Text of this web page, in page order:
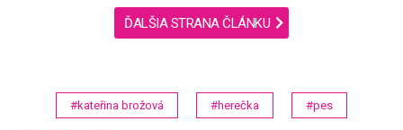
ĎALŠIA STRANA ČLÁNKU
#kateřina brožová #herečka #pes